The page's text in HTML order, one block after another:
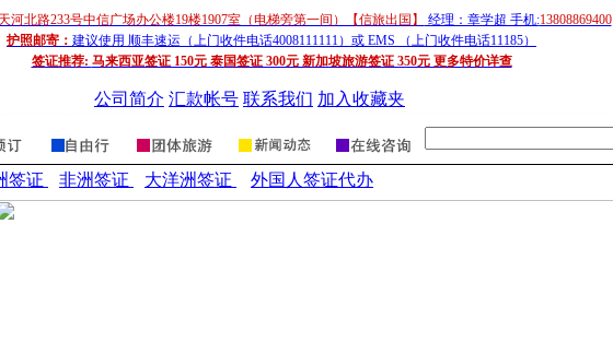
河北路233号中信广场办公楼19楼1907室（电梯旁第一间）【信旅出国】 经理：章学超 手机:13808869400
护照邮寄： 建议使用 顺丰速运（上门收件电话4008111111）或 EMS （上门收件电话11185）
签证推荐: 马来西亚签证 150元 泰国签证 300元 新加坡旅游签证 350元 更多特价详查
公司简介 汇款帐号 联系我们 加入收藏夹
签证 非洲签证 大洋洲签证 外国人签证代办